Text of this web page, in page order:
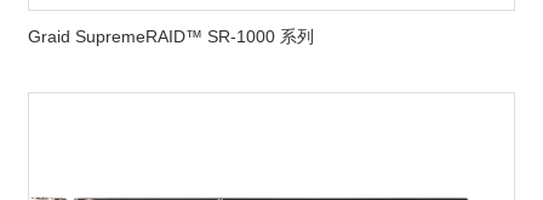
Graid SupremeRAID™ SR-1000 系列